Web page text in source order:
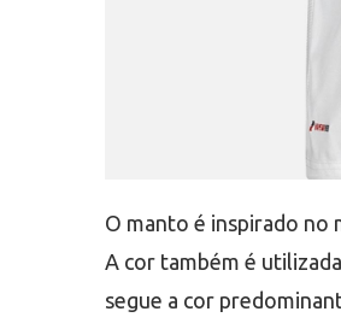
O manto é inspirado no
A cor também é
segue a cor